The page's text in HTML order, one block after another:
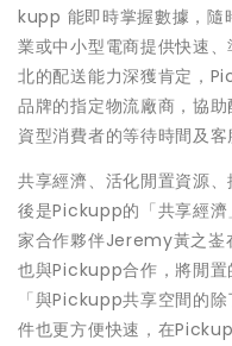
kupp 能即時掌握數據，隨
業或中小型電商提供快速
北的配送能力深獲肯定，
品牌的指定物流廠商，協
資型消費者的等待時間及客
共享經濟、活化閒置資源
後是Pickupp的「共享經
家合作夥伴Jeremy黃之崟
也與Pickupp合作，將閒置
「與Pickupp共享空間的
件也更方便快速，在